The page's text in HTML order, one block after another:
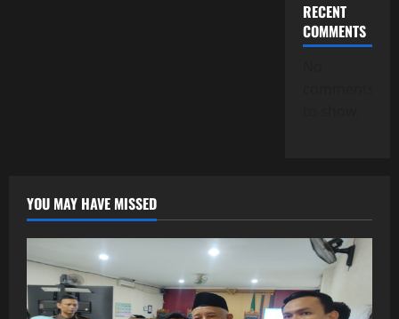
RECENT
COMMENTS
YOU MAY HAVE MISSED